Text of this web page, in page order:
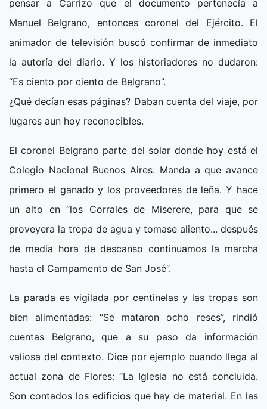
pensar a Carrizo que el documento pertenecía a
Manuel Belgrano, entonces coronel del Ejército. El
animador de televisión buscó confirmar de inmediato
la autoría del diario. Y los historiadores no dudaron:
“Es ciento por ciento de Belgrano”.
¿Qué decían esas páginas? Daban cuenta del viaje, por
lugares aun hoy reconocibles.
El coronel Belgrano parte del solar donde hoy está el
Colegio Nacional Buenos Aires. Manda a que avance
primero el ganado y los proveedores de leña. Y hace
un alto en “los Corrales de Miserere, para que se
proveyera la tropa de agua y tomase aliento... después
de media hora de descanso continuamos la marcha
hasta el Campamento de San José”.
La parada es vigilada por centinelas y las tropas son
bien alimentadas: “Se mataron ocho reses”, rindió
cuentas Belgrano, que a su paso da información
valiosa del contexto. Dice por ejemplo cuando llega al
actual zona de Flores: “La Iglesia no está concluida.
Son contados los edificios que hay de material. En las